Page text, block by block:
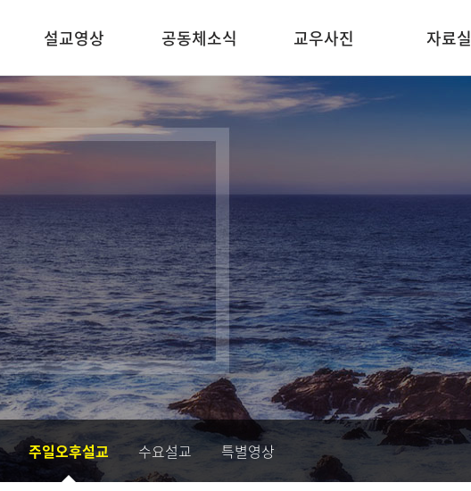
설교영상
주일오전설교
주일오후설교
수요설교
특별영상
공동체소식
교회소식
목양칼럼
교우사진
교회사진
자료실
주일오후설교 수요설교 특별영상